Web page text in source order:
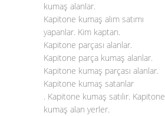
kumaş alanlar.
Kapitone kumaş alım satımı
yapanlar. Kim kaptan.
Kapitone parçası alanlar.
Kapitone parça kumaş alanlar.
Kapitone kumaş parçası alanlar.
Kapitone kumaş satanlar
. Kapitone kumaş satılır. Kapitone
kumaş alan yerler.